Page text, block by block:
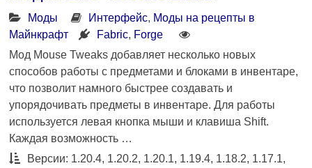
Моды Интерфейс, Моды на рецепты в
Майнкрафт
Fabric, Forge
Мод Mouse Tweaks добавляет несколько новых
способов работы с предметами и блоками в инвентаре,
что позволит намного быстрее создавать и
упорядочивать предметы в инвентаре. Для работы
используется левая кнопка мыши и клавиша Shift.
Каждая возможность …
Версии: 1.20.4, 1.20.2, 1.20.1, 1.19.4, 1.18.2, 1.17.1,